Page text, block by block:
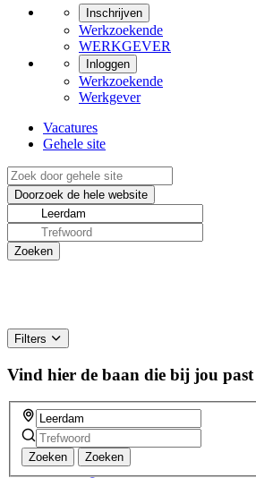
Inschrijven
Werkzoekende
WERKGEVER
Inloggen
Werkzoekende
Werkgever
Vacatures
Gehele site
Filters
Vind hier de baan die bij jou past
Zoeken Zoeken